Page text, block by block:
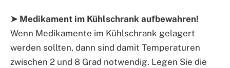
➤ Medikament im Kühlschrank aufbewahren!
Wenn Medikamente im Kühlschrank gelagert
werden sollten, dann sind damit Temperaturen
zwischen 2 und 8 Grad notwendig. Legen Sie die